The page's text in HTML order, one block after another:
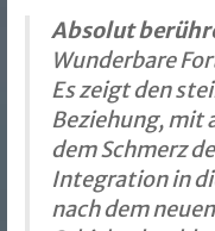
Absolut
Wunderbare
Es zeigt den
Beziehung, mit
dem Schmerz
Integration in
nach dem